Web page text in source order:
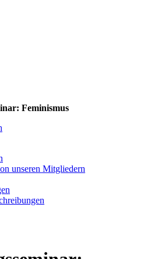
Feminismus
unseren Mitgliedern